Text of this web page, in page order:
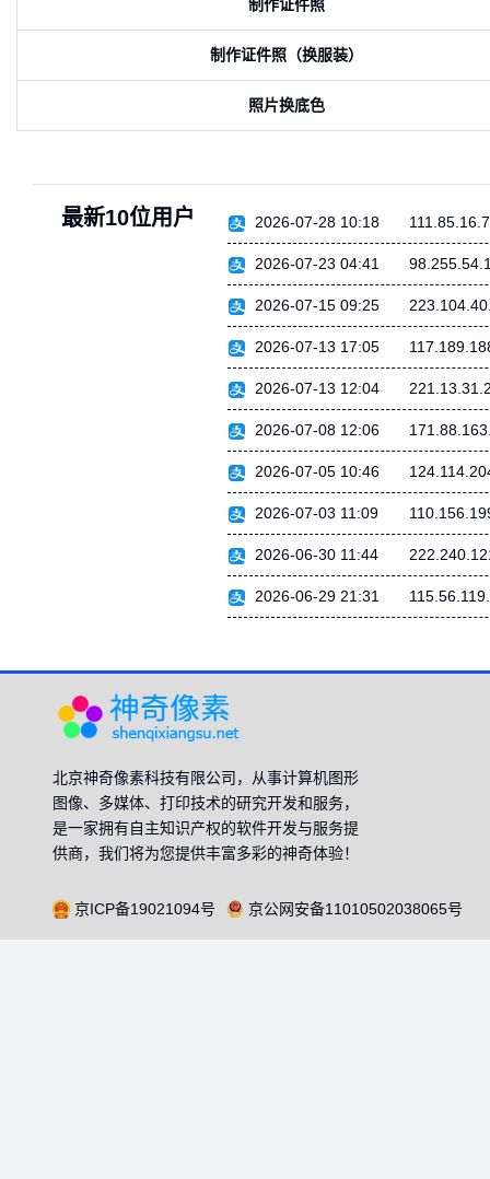
制作证件照
制作证件照（换服装）
照片换底色
最新10位用户 2026-07-28 10:18 111.85.16.7
2026-07-23 04:41
2026-07-15 09:25
2026-07-13 17:05
2026-07-13 12:04
2026-07-08 12:06
2026-07-05 10:46
2026-07-03 11:09
2026-06-30 11:44
2026-06-29 21:31
北京神奇像素科技有限公司，从事计算机图形
图像、多媒体、打印技术的研究开发和服务，
是一家拥有自主知识产权的软件开发与服务提
供商，我们将为您提供丰富多彩的神奇体验！
京ICP备19021094号 京公网安备11010502038065号